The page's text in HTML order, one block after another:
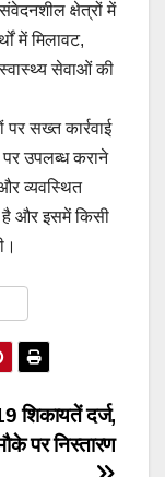
क्षेत्रों में
में मिलावट,
सेवाओं की
सख्त कार्रवाई
उपलब्ध कराने
व्यवस्थित
है और इसमें किसी
शिकायतें दर्ज,
पर निस्तारण